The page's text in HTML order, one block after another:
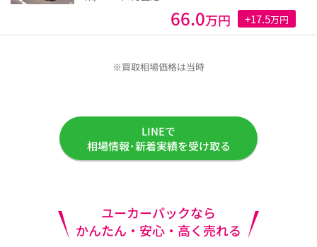
66.0万円 +17.5万円
※買取相場価格は当時
LINEで
相場情報･新着実績を受け取る
ユーカーパックなら
かんたん・安心・高く売れる